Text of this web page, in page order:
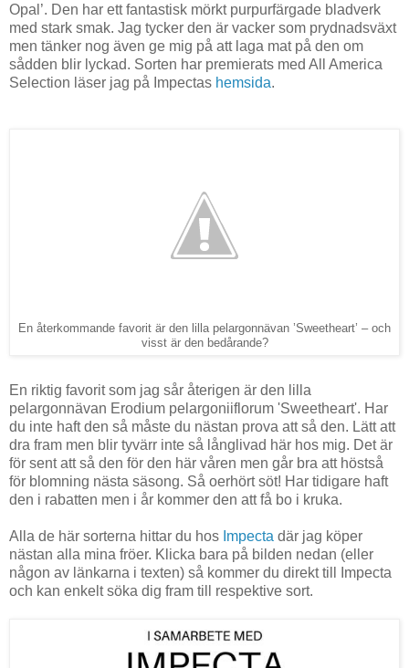
Opal’. Den har ett fantastisk mörkt purpurfärgade bladverk
med stark smak. Jag tycker den är vacker som prydnadsväxt
men tänker nog även ge mig på att laga mat på den om
sådden blir lyckad. Sorten har premierats med All America
Selection läser jag på Impectas hemsida.
En återkommande favorit är den lilla pelargonnävan ’Sweetheart’ – och
visst är den bedårande?
En riktig favorit som jag sår återigen är den lilla
pelargonnävan Erodium pelargoniiflorum 'Sweetheart'. Har
du inte haft den så måste du nästan prova att så den. Lätt att
dra fram men blir tyvärr inte så långlivad här hos mig. Det är
för sent att så den för den här våren men går bra att höstså
för blomning nästa säsong. Så oerhört söt! Har tidigare haft
den i rabatten men i år kommer den att få bo i kruka.
Alla de här sorterna hittar du hos Impecta där jag köper
nästan alla mina fröer. Klicka bara på bilden nedan (eller
någon av länkarna i texten) så kommer du direkt till Impecta
och kan enkelt söka dig fram till respektive sort.